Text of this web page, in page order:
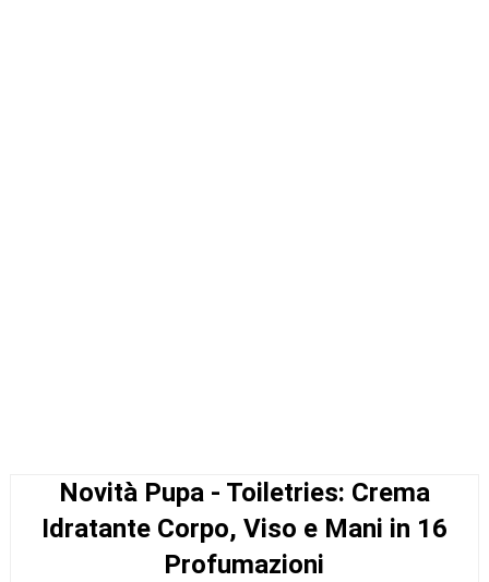
Novità Pupa - Toiletries: Crema
Idratante Corpo, Viso e Mani in 16
Profumazioni